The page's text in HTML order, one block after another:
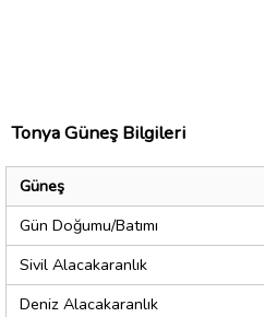
Tonya Güneş Bilgileri
Güneş
Gün Doğumu/Batımı
Sivil Alacakaranlık
Deniz Alacakaranlık